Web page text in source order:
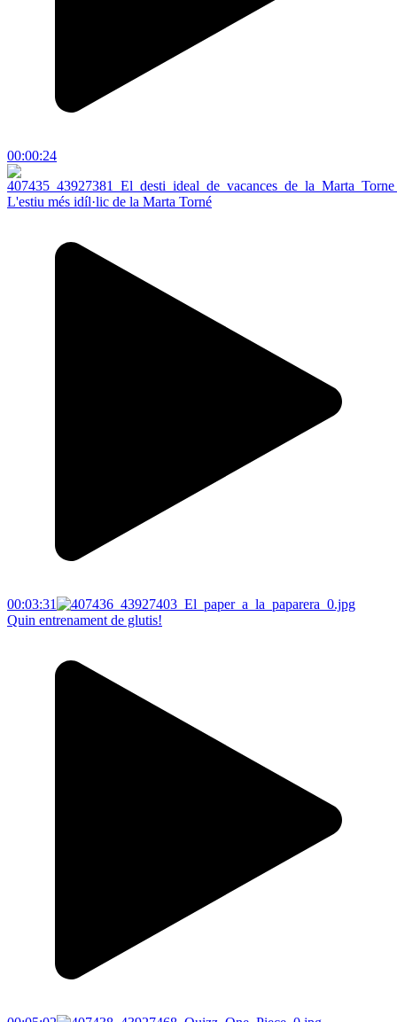
00:00:24
L'estiu més idíl·lic de la Marta Torné
00:03:31
Quin entrenament de glutis!